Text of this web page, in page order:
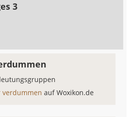
3
verdummenauf Woxikon.de